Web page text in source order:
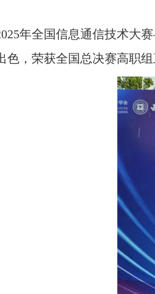
年全国信息通信技术大
色，荣获全国总决赛高职组